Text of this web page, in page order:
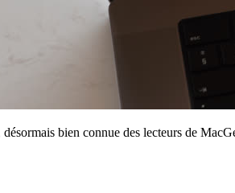
bien connue des lecteurs de